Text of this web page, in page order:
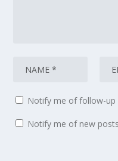
Notify me of follow-up
Notify me of new